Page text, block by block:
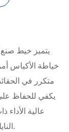
يتميز خيط صنع
خياطة الأكياس
متكرر في
يكفي للحفاظ على
عالية
النايلون أو البوليستر ، لصنع الخيوط لصنع الأكياس.